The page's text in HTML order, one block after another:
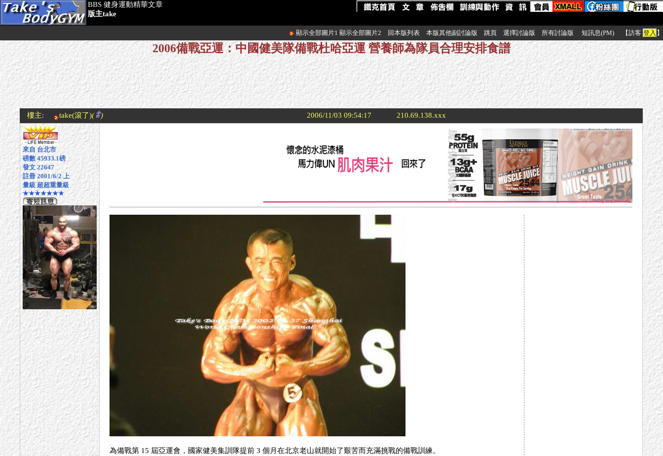
BBS 健身運動精華文章
版主take
顯示全部圖片1 顯示全部圖片2 回本版列表 本版其他副討論版 跳頁 選擇討論版 所有討論版 短訊息(PM) 【訪客 登入 】
2006備戰亞運：中國健美隊備戰杜哈亞運 營養師為隊員合理安排食譜
樓主: take(滾了)( ) 2006/11/03 09:54:17 210.69.138.xxx
來自 台北市
磅數 45933.1磅
發文 22647
註冊 2001/6/2 上
量級 超超重量級
★★★★★★★
為備戰第 15 屆亞運會，國家健美集訓隊提前 3 個月在北京老山就開始了艱苦而充滿挑戰的備戰訓練。